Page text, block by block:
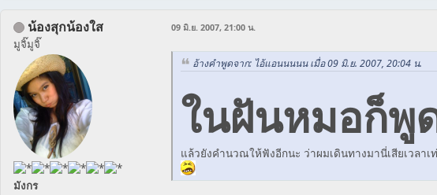
น้องสุกน้องใส
มูจิ๊มูจิ๊
มังกร
09 มิ.ย. 2007, 21:00 น.
อ้างคำพูดจาก: ไอ้แอนนนนน เมื่อ 09 มิ.ย. 2007, 20:04 น.
ในฝันหมอก็พู
แล้วยังคำนวณให้ฟังอีกนะ ว่าผมเดินทางมานี่เสียเวลาเ